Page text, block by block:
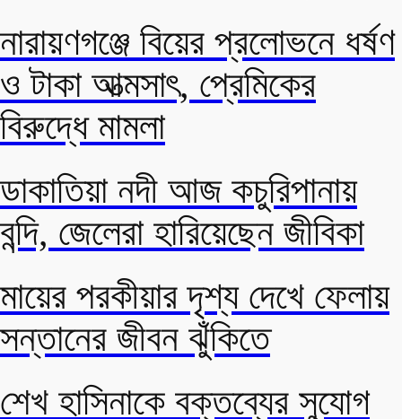
নারায়ণগঞ্জে বিয়ের প্রলোভনে ধর্ষণ
ও টাকা আত্মসাৎ, প্রেমিকের
বিরুদ্ধে মামলা
ডাকাতিয়া নদী আজ কচুরিপানায়
বন্দি, জেলেরা হারিয়েছেন জীবিকা
মায়ের পরকীয়ার দৃশ্য দেখে ফেলায়
সন্তানের জীবন ঝুঁকিতে
শেখ হাসিনাকে বক্তব্যের সুযোগ